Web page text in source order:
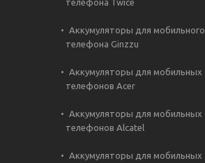
Аккумуляторы для мобильного
телефона Ginzzu
Аккумуляторы для мобильных
телефонов Acer
Аккумуляторы для мобильных
телефонов Alcatel
Аккумуляторы для мобильных